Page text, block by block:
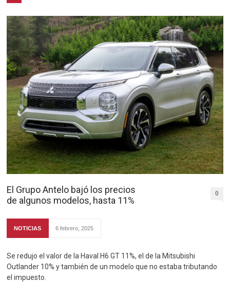
El Grupo Antelo bajó los precios
de algunos modelos, hasta 11%
0
NOTICIAS 6 febrero, 2025
Se redujo el valor de la Haval H6 GT 11%, el de la Mitsubishi
Outlander 10% y también de un modelo que no estaba tributando
el impuesto.